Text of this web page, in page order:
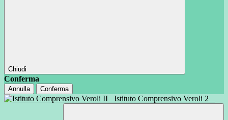
Chiudi
Conferma
Annulla Conferma
Istituto Comprensivo Veroli 2